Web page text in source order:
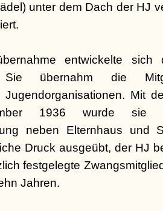
unter dem Dach der HJ
entwickelte
Sie übernahm die
Jugendorganisationen. Mit
1936 wurde sie
neben Elternhaus und
Druck ausgeübt, der HJ
festgelegte
Jahren.